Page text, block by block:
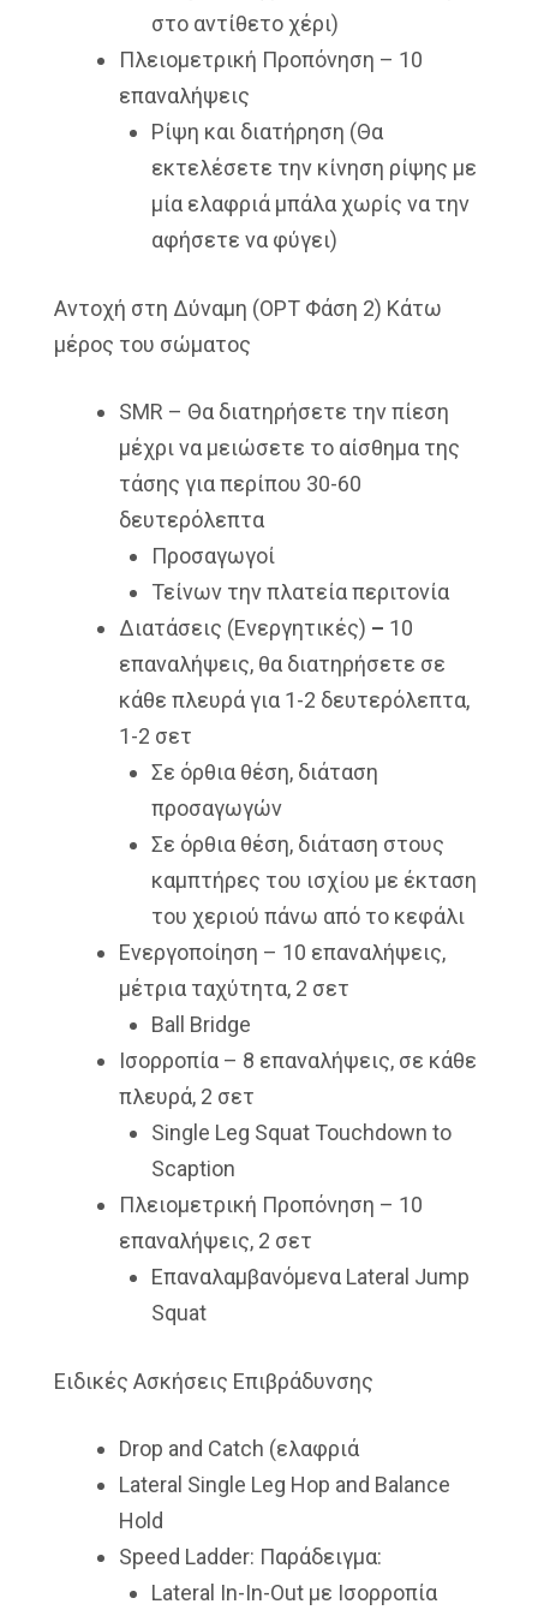
στο αντίθετο χέρι)
Πλειομετρική Προπόνηση – 10
επαναλήψεις
Ρίψη και διατήρηση (Θα
εκτελέσετε την κίνηση ρίψης με
μία ελαφριά μπάλα χωρίς να την
αφήσετε να φύγει)
Αντοχή στη Δύναμη (OPT Φάση 2) Κάτω
μέρος του σώματος
SMR – Θα διατηρήσετε την πίεση
μέχρι να μειώσετε το αίσθημα της
τάσης για περίπου 30-60
δευτερόλεπτα
Προσαγωγοί
Τείνων την πλατεία περιτονία
Διατάσεις (Ενεργητικές) – 10
επαναλήψεις, θα διατηρήσετε σε
κάθε πλευρά για 1-2 δευτερόλεπτα,
1-2 σετ
Σε όρθια θέση, διάταση
προσαγωγών
Σε όρθια θέση, διάταση στους
καμπτήρες του ισχίου με έκταση
του χεριού πάνω από το κεφάλι
Ενεργοποίηση – 10 επαναλήψεις,
μέτρια ταχύτητα, 2 σετ
Ball Bridge
Ισορροπία – 8 επαναλήψεις, σε κάθε
πλευρά, 2 σετ
Single Leg Squat Touchdown to
Scaption
Πλειομετρική Προπόνηση – 10
επαναλήψεις, 2 σετ
Επαναλαμβανόμενα Lateral Jump
Squat
Ειδικές Ασκήσεις Επιβράδυνσης
Drop and Catch (ελαφριά
Lateral Single Leg Hop and Balance
Hold
Speed Ladder: Παράδειγμα:
Lateral In-In-Out με Ισορροπία